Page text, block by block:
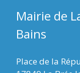
Mairie de
Bains
Place de la